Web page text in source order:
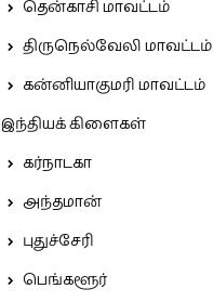
தென்காசி மாவட்டம்
திருநெல்வேலி மாவட்டம்
கன்னியாகுமரி மாவட்டம்
இந்தியக் கிளைகள்
கர்நாடகா
அந்தமான்
புதுச்சேரி
பெங்களூர்